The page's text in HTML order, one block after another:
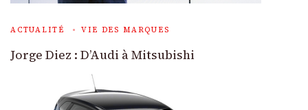
ACTUALITÉ VIE DES MARQUES
Jorge Diez : D’Audi à Mitsubishi